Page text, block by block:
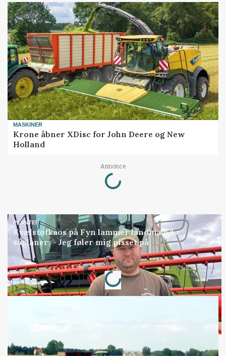
MASKINER
Krone åbner XDisc for John Deere og New
Holland
Annonce
Loading...
PLANTER
Kvælstofkaos på Fyn lammer landmænds
såplaner: - Jeg føler mig pisset på
Annonce
Loading...